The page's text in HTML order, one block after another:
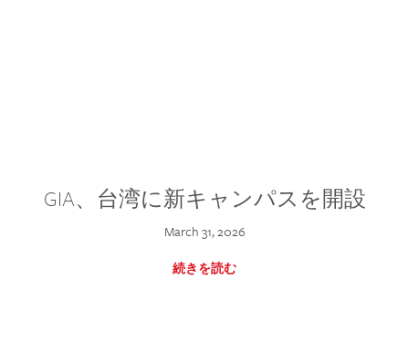
GIA、台湾に新キャンパスを開設
March 31, 2026
続きを読む